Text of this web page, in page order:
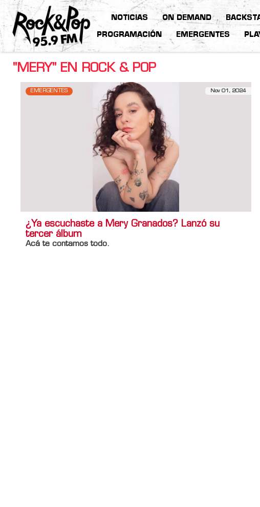
NOTICIAS ON DEMAND
PROGRAMACIÓN EMERGENTES
"MERY" EN ROCK & POP
EMERGENTES Nov 01, 2024
¿Ya escuchaste a Mery Granados? Lanzó su
tercer álbum
Acá te contamos todo.